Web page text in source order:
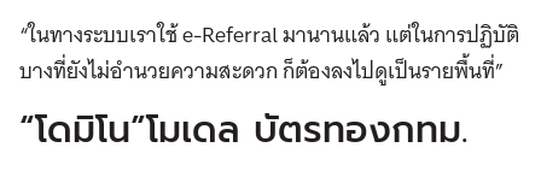
“ในทางระบบเราใช้ e-Referral มานานแล้ว แต่ในการปฏิบัติ
บางที่ยังไม่อำนวยความสะดวก ก็ต้องลงไปดูเป็นรายพื้นที่”
“โดมิโน”โมเดล บัตรทองกทม.